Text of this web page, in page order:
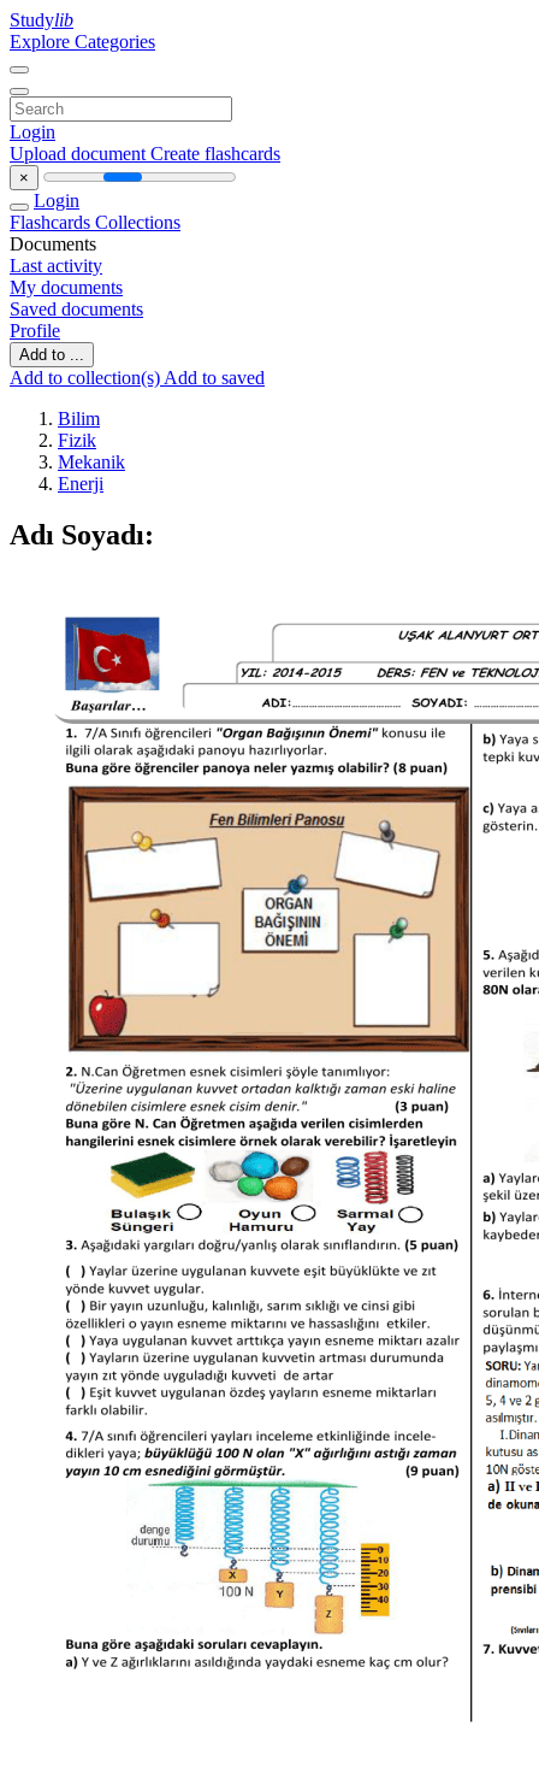
Studylib
Explore Categories
Login
Upload document Create flashcards
×
Login
Flashcards Collections
Documents
Last activity
My documents
Saved documents
Profile
Add to ...
Add to collection(s) Add to saved
Bilim
Fizik
Mekanik
Enerji
Adı Soyadı: